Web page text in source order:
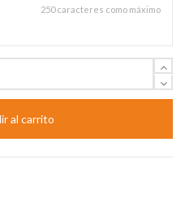
250 caracteres como máximo
al carrito